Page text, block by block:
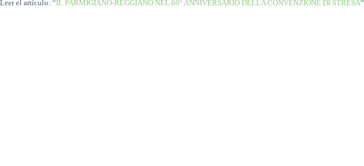
Leer el artículo: “IL PARMIGIANO-REGGIANO NEL 60° ANNIVERSARIO DELLA CONVENZIONE DI STRESA“